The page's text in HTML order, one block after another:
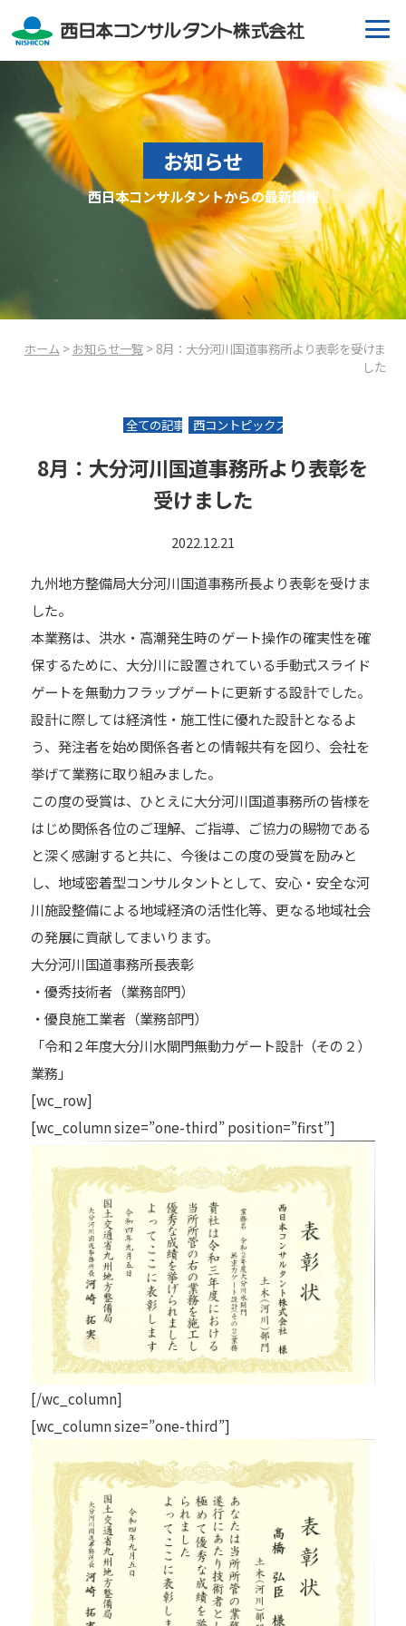
お知らせ
西日本コンサルタントからの最新情報
ホーム> お知らせ一覧> 8月：大分河川国道事務所より表彰を受けま
した
全ての記事 西コントピックス
8月：大分河川国道事務所より表彰を
受けました
2022.12.21
九州地方整備局大分河川国道事務所長より表彰を受けま
した。
本業務は、洪水・高潮発生時のゲート操作の確実性を確
保するために、大分川に設置されている手動式スライド
ゲートを無動力フラップゲートに更新する設計でした。
設計に際しては経済性・施工性に優れた設計となるよ
う、発注者を始め関係各者との情報共有を図り、会社を
挙げて業務に取り組みました。
この度の受賞は、ひとえに大分河川国道事務所の皆様を
はじめ関係各位のご理解、ご指導、ご協力の賜物である
と深く感謝すると共に、今後はこの度の受賞を励みと
し、地域密着型コンサルタントとして、安心・安全な河
川施設整備による地域経済の活性化等、更なる地域社会
の発展に貢献してまいります。
大分河川国道事務所長表彰
・優秀技術者（業務部門）
・優良施工業者（業務部門）
「令和２年度大分川水閘門無動力ゲート設計（その２）
業務」
[wc_row]
[wc_column size=”one-third” position=”first”]
[/wc_column]
[wc_column size=”one-third”]